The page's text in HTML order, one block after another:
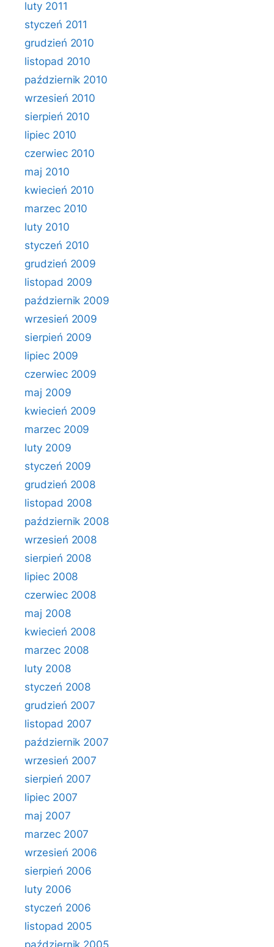
luty 2011
styczeń 2011
grudzień 2010
listopad 2010
październik 2010
wrzesień 2010
sierpień 2010
lipiec 2010
czerwiec 2010
maj 2010
kwiecień 2010
marzec 2010
luty 2010
styczeń 2010
grudzień 2009
listopad 2009
październik 2009
wrzesień 2009
sierpień 2009
lipiec 2009
czerwiec 2009
maj 2009
kwiecień 2009
marzec 2009
luty 2009
styczeń 2009
grudzień 2008
listopad 2008
październik 2008
wrzesień 2008
sierpień 2008
lipiec 2008
czerwiec 2008
maj 2008
kwiecień 2008
marzec 2008
luty 2008
styczeń 2008
grudzień 2007
listopad 2007
październik 2007
wrzesień 2007
sierpień 2007
lipiec 2007
maj 2007
marzec 2007
wrzesień 2006
sierpień 2006
luty 2006
styczeń 2006
listopad 2005
październik 2005